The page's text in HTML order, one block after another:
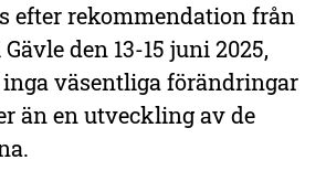
efter rekommendation från
den 13-15 juni 2025,
väsentliga förändringar
än en utveckling av de